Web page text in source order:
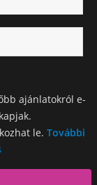
ajánlatokról e-
le. További